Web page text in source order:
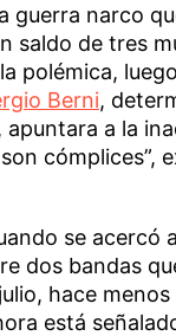
guerra narco
saldo de tres
polémica,
Berni,
apuntara a la
cómplices”,
se acercó
dos bandas
hace
está